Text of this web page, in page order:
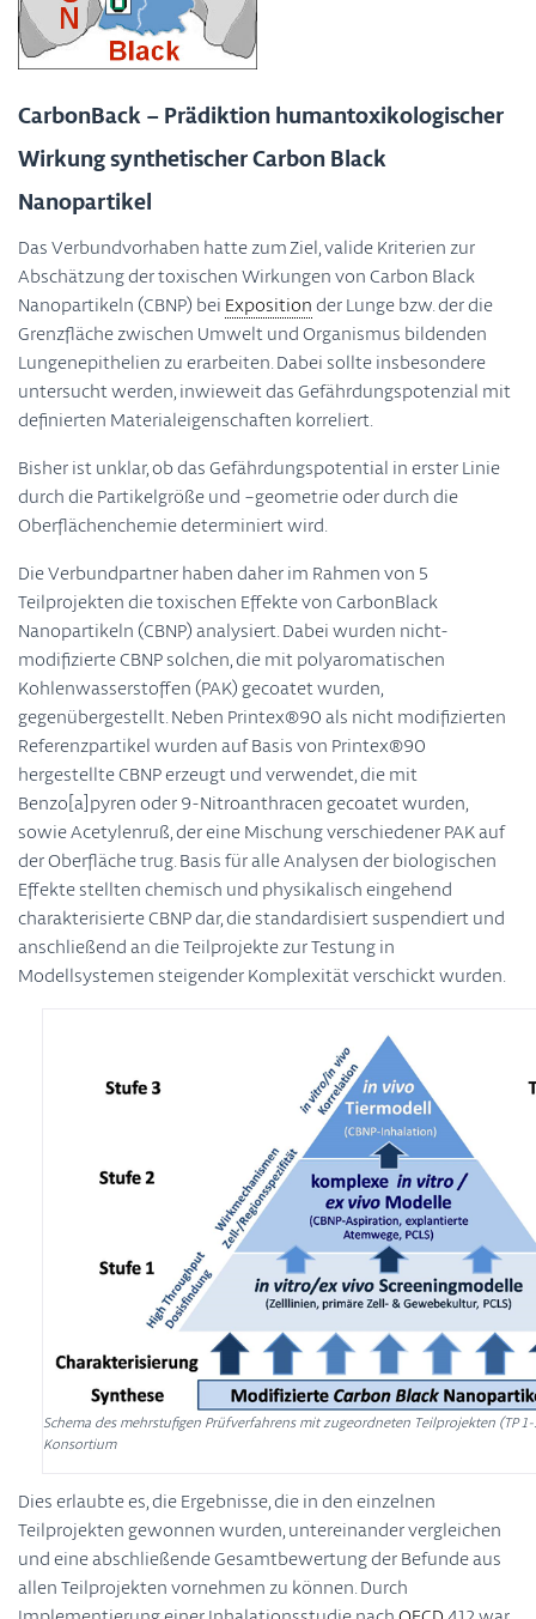
CarbonBack – Prädiktion humantoxikologischer
Wirkung synthetischer Carbon Black
Nanopartikel
Das Verbundvorhaben hatte zum Ziel, valide Kriterien zur
Abschätzung der toxischen Wirkungen von Carbon Black
Nanopartikeln (CBNP) bei Expositionder Lunge bzw. der die
Grenzfläche zwischen Umwelt und Organismus bildenden
Lungenepithelien zu erarbeiten. Dabei sollte insbesondere
untersucht werden, inwieweit das Gefährdungspotenzial mit
definierten Materialeigenschaften korreliert.
Bisher ist unklar, ob das Gefährdungspotential in erster Linie
durch die Partikelgröße und –geometrie oder durch die
Oberflächenchemie determiniert wird.
Die Verbundpartner haben daher im Rahmen von 5
Teilprojekten die toxischen Effekte von CarbonBlack
Nanopartikeln (CBNP) analysiert. Dabei wurden nicht-
modifizierte CBNP solchen, die mit polyaromatischen
Kohlenwasserstoffen (PAK) gecoatet wurden,
gegenübergestellt. Neben Printex®90 als nicht modifizierten
Referenzpartikel wurden auf Basis von Printex®90
hergestellte CBNP erzeugt und verwendet, die mit
Benzo[a]pyren oder 9-Nitroanthracen gecoatet wurden,
sowie Acetylenruß, der eine Mischung verschiedener PAK auf
der Oberfläche trug. Basis für alle Analysen der biologischen
Effekte stellten chemisch und physikalisch eingehend
charakterisierte CBNP dar, die standardisiert suspendiert und
anschließend an die Teilprojekte zur Testung in
Modellsystemen steigender Komplexität verschickt wurden.
Schema des mehrstufigen Prüfverfahrens mit zugeordneten Teilprojekten (TP 1-
Konsortium
Dies erlaubte es, die Ergebnisse, die in den einzelnen
Teilprojekten gewonnen wurden, untereinander vergleichen
und eine abschließende Gesamtbewertung der Befunde aus
allen Teilprojekten vornehmen zu können. Durch